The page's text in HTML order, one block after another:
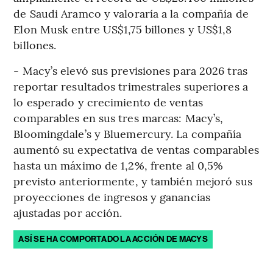
de Saudi Aramco y valoraría a la compañía de
Elon Musk entre US$1,75 billones y US$1,8
billones.
- Macy’s elevó sus previsiones para 2026 tras
reportar resultados trimestrales superiores a
lo esperado y crecimiento de ventas
comparables en sus tres marcas: Macy’s,
Bloomingdale’s y Bluemercury. La compañía
aumentó su expectativa de ventas comparables
hasta un máximo de 1,2%, frente al 0,5%
previsto anteriormente, y también mejoró sus
proyecciones de ingresos y ganancias
ajustadas por acción.
ASÍ SE HA COMPORTADO LA ACCIÓN DE MACYS